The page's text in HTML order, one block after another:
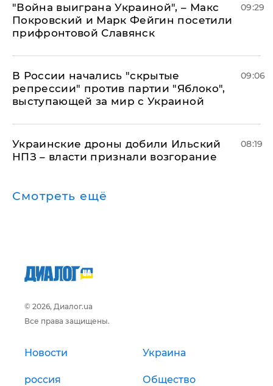
"Война выиграна Украиной", – Макс
Покровский и Марк Фейгин посетили
прифронтовой Славянск
09:29
В России начались "скрытые
репрессии" против партии "Яблоко",
выступающей за мир с Украиной
09:06
Украинские дроны добили Ильский
НПЗ – власти признали возгорание
08:19
Смотреть ещё
© 2026, Диалог.ua
Все права защищены.
Новости Украина
россия Общество